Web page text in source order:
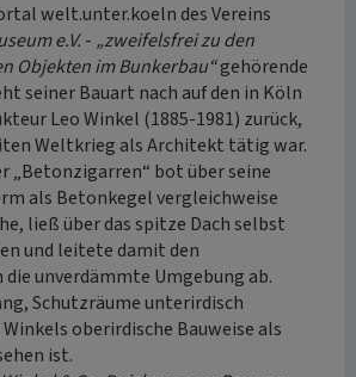
welt.unter.koeln des Vereins
e.V.- „zweifelsfrei zu den
Objekten im Bunkerbau“gehörende
seiner Bauart nach auf den in Köln
Leo Winkel (1885-1981) zurück,
Weltkrieg als Architekt tätig war.
„Betonzigarren“ bot über seine
als Betonkegel vergleichweise
ließ über das spitze Dach selbst
und leitete damit den
unverdämmte Umgebung ab.
Schutzräume unterirdisch
oberirdische Bauweise als
ist.